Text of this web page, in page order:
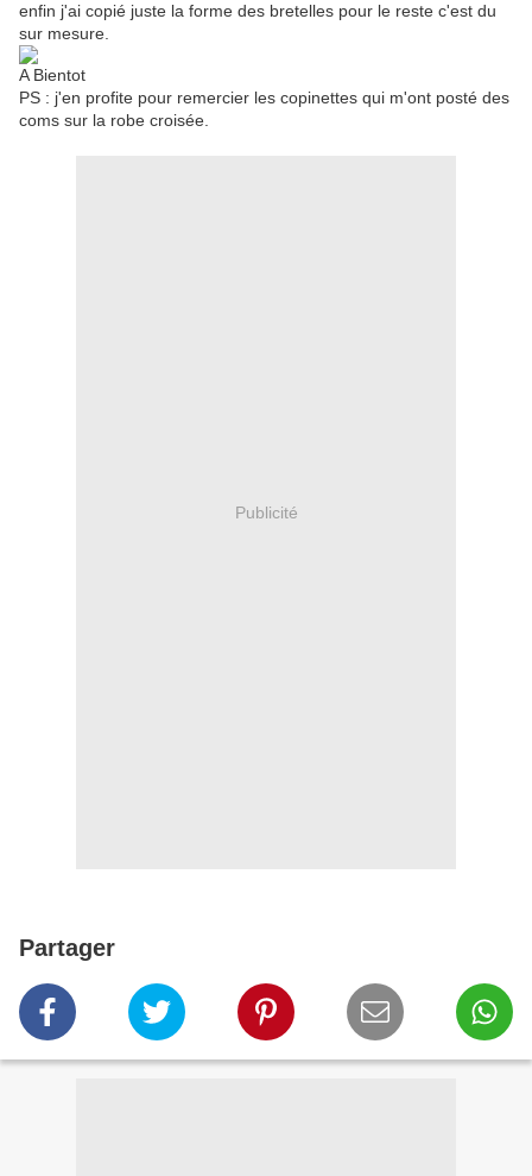
enfin j'ai copié juste la forme des bretelles pour le reste c'est du
sur mesure.
A Bientot
PS : j'en profite pour remercier les copinettes qui m'ont posté des
coms sur la robe croisée.
Publicité
Partager